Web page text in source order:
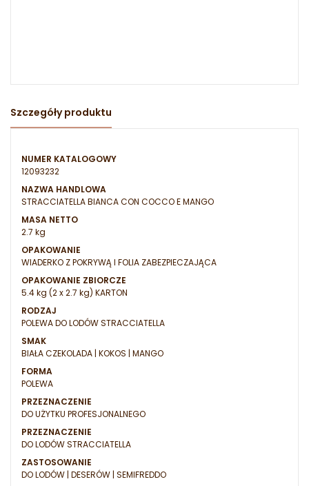
Szczegóły produktu
NUMER KATALOGOWY
12093232
NAZWA HANDLOWA
STRACCIATELLA BIANCA CON COCCO E MANGO
MASA NETTO
2.7 kg
OPAKOWANIE
WIADERKO Z POKRYWĄ I FOLIA ZABEZPIECZAJĄCA
OPAKOWANIE ZBIORCZE
5.4 kg (2 x 2.7 kg) KARTON
RODZAJ
POLEWA DO LODÓW STRACCIATELLA
SMAK
BIAŁA CZEKOLADA | KOKOS | MANGO
FORMA
POLEWA
PRZEZNACZENIE
DO UŻYTKU PROFESJONALNEGO
PRZEZNACZENIE
DO LODÓW STRACCIATELLA
ZASTOSOWANIE
DO LODÓW | DESERÓW | SEMIFREDDO